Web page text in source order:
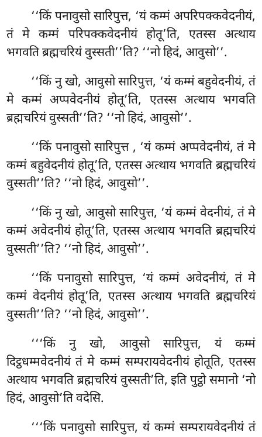
‘‘किं पनावुसो सारिपुत्त, ‘यं कम्मं अपरिपक्कवेदनीयं,
तं मे कम्मं परिपक्कवेदनीयं होतू’ति, एतस्स अत्थाय
भगवति ब्रह्मचरियं वुस्सती’’ति? ‘‘नो हिदं, आवुसो’’.
‘‘किं नु खो, आवुसो सारिपुत्त, ‘यं कम्मं बहुवेदनीयं, तं
मे कम्मं अप्पवेदनीयं होतू’ति, एतस्स अत्थाय भगवति
ब्रह्मचरियं वुस्सती’’ति? ‘‘नो हिदं, आवुसो’’.
‘‘किं पनावुसो सारिपुत्त , ‘यं कम्मं अप्पवेदनीयं, तं मे
कम्मं बहुवेदनीयं होतू’ति, एतस्स अत्थाय भगवति ब्रह्मचरियं
वुस्सती’’ति? ‘‘नो हिदं, आवुसो’’.
‘‘किं नु खो, आवुसो सारिपुत्त, ‘यं कम्मं वेदनीयं, तं मे
कम्मं अवेदनीयं होतू’ति, एतस्स अत्थाय भगवति ब्रह्मचरियं
वुस्सती’’ति? ‘‘नो हिदं, आवुसो’’.
‘‘किं पनावुसो सारिपुत्त, ‘यं कम्मं अवेदनीयं, तं मे
कम्मं वेदनीयं होतू’ति, एतस्स अत्थाय भगवति ब्रह्मचरियं
वुस्सती’’ति? ‘‘नो हिदं, आवुसो’’.
‘‘‘किं नु खो, आवुसो सारिपुत्त, यं कम्मं
दिट्ठधम्मवेदनीयं तं मे कम्मं सम्परायवेदनीयं होतूति, एतस्स
अत्थाय भगवति ब्रह्मचरियं वुस्सती’ति, इति पुट्ठो समानो ‘नो
हिदं, आवुसो’ति वदेसि.
‘‘‘किं पनावुसो सारिपुत्त, यं कम्मं सम्परायवेदनीयं तं